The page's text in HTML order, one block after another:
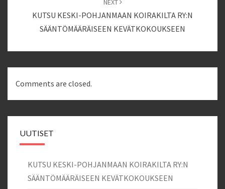
NEXT
KUTSU KESKI-POHJANMAAN KOIRAKILTA RY:N
SÄÄNTÖMÄÄRÄISEEN KEVÄTKOKOUKSEEN
Comments are closed.
UUTISET
KUTSU KESKI-POHJANMAAN KOIRAKILTA RY:N
SÄÄNTÖMÄÄRÄISEEN KEVÄTKOKOUKSEEN